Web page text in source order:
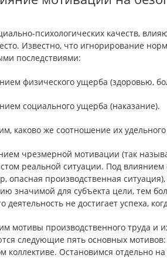
психологических качеств,
Известно, что игнорирование
последствиями:
физического ущерба (здоровью,
социального ущерба (наказание).
каково же соотношение их
чрезмерной мотивации (так
реальной ситуации. Под
опасная производственная
значимой для субъекта цели, тем
деятельность не достигает успеха,
мотивы производственного труда и
следующие пять основных мотивов:
коллективе. Остановимся отдельно